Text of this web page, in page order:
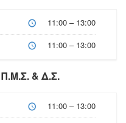
11:00 – 13:00
11:00 – 13:00
& Δ.Σ.
11:00 – 13:00